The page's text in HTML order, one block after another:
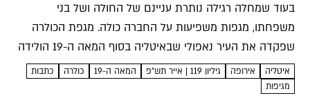
בעוד שמחלה רגילה נותרת עניינם של החולה ושל בני
משפחתו, מגפות משפיעות על החברה כולה. מגפת הכולרה
שפקדה את העיר נאפולי שבאיטליה בסוף המאה ה-19 הולידה
בהלה, הבליטה פערים חברתיים ואתגרה את הלכידות
החברתית יאיר...
איטליה אירופה גיליון 119 | אייר תש״פ המאה ה-19 כולרה
כתבות
מגיפות